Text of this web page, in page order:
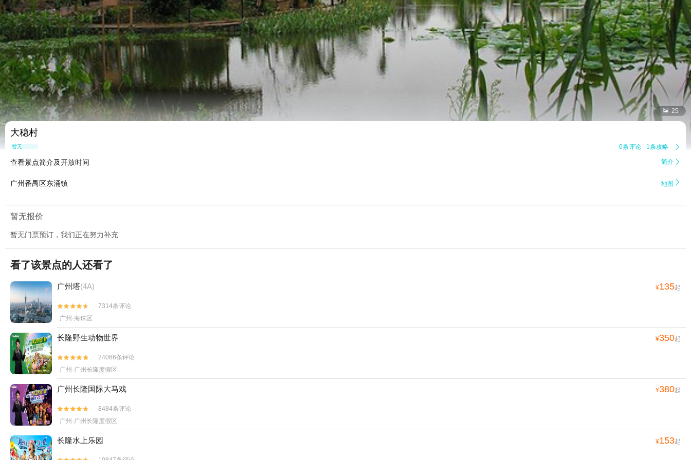
 25
大稳村
暂无点评 0条评论 1条攻略 
查看景点简介及开放时间 简介 
广州番禺区东涌镇 地图 
暂无报价
暂无门票预订，我们正在努力补充
看了该景点的人还看了
广州塔(4A) ¥135起


7314条评论
广州·海珠区
长隆野生动物世界 ¥350起


24066条评论
广州·广州长隆度假区
广州长隆国际大马戏 ¥380起


8484条评论
广州·广州长隆度假区
长隆水上乐园 ¥153起